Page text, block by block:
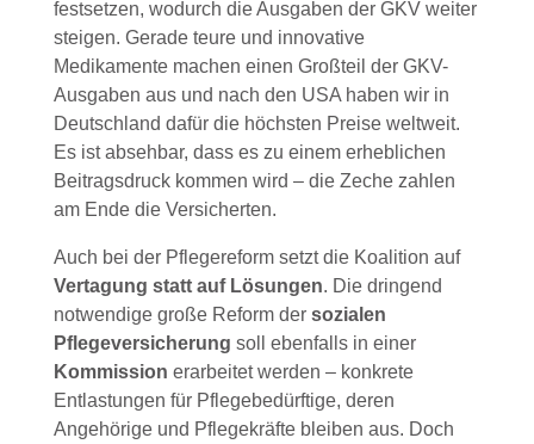
festsetzen, wodurch die Ausgaben der GKV weiter
steigen. Gerade teure und innovative
Medikamente machen einen Großteil der GKV-
Ausgaben aus und nach den USA haben wir in
Deutschland dafür die höchsten Preise weltweit.
Es ist absehbar, dass es zu einem erheblichen
Beitragsdruck kommen wird – die Zeche zahlen
am Ende die Versicherten.
Auch bei der Pflegereform setzt die Koalition auf
Vertagung statt auf Lösungen. Die dringend
notwendige große Reform der sozialen
Pflegeversicherung soll ebenfalls in einer
Kommission erarbeitet werden – konkrete
Entlastungen für Pflegebedürftige, deren
Angehörige und Pflegekräfte bleiben aus. Doch